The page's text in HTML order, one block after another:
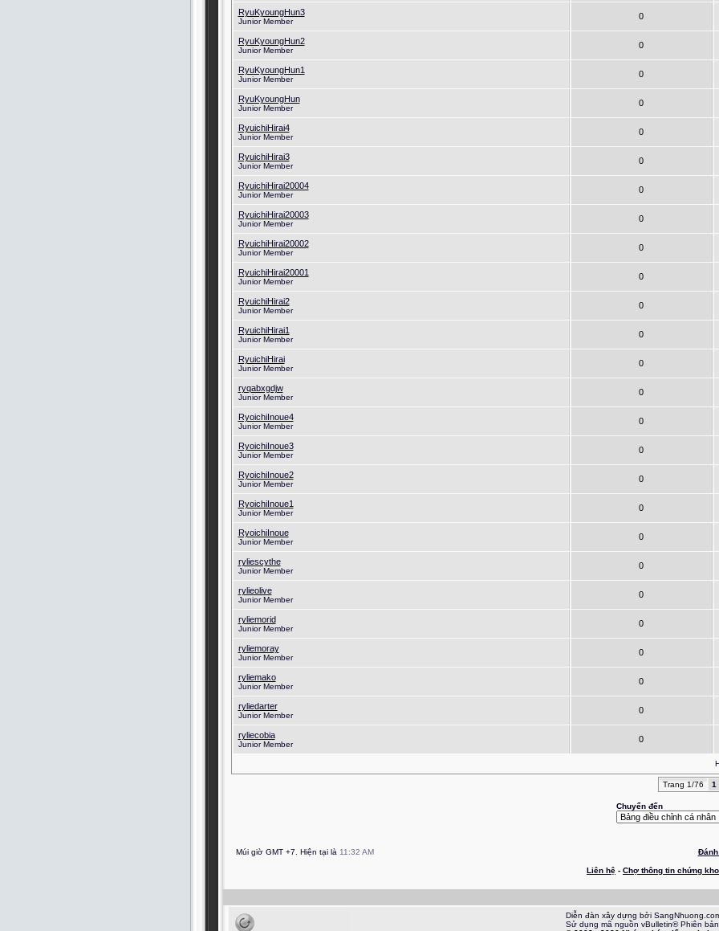
RyuKyoungHun3
Junior Member
0
RyuKyoungHun2
Junior Member
0
RyuKyoungHun1
Junior Member
0
RyuKyoungHun
Junior Member
0
RyuichiHirai4
Junior Member
0
RyuichiHirai3
Junior Member
0
RyuichiHirai20004
Junior Member
0
RyuichiHirai20003
Junior Member
0
RyuichiHirai20002
Junior Member
0
RyuichiHirai20001
Junior Member
0
RyuichiHirai2
Junior Member
0
RyuichiHirai1
Junior Member
0
RyuichiHirai
Junior Member
0
ryqabxgdjw
Junior Member
0
RyoichiInoue4
Junior Member
0
RyoichiInoue3
Junior Member
0
RyoichiInoue2
Junior Member
0
RyoichiInoue1
Junior Member
0
RyoichiInoue
Junior Member
0
ryliescythe
Junior Member
0
rylieolive
Junior Member
0
ryliemorid
Junior Member
0
ryliemoray
Junior Member
0
ryliemako
Junior Member
0
ryliedarter
Junior Member
0
ryliecobia
Junior Member
0
Trang 1/76 1
Chuyển đến
Múi giờ GMT +7. Hiện tại là 11:32 AM
Liên hệ - Chợ thông tin chứng
Diễn đàn xây dựng bởi
Sử dụng mã nguồn vBulletin® Phiên